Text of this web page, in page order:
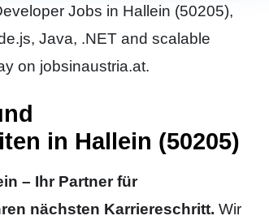
Jobs in Hallein (50205),
Java, .NET and scalable
on jobsinaustria.at.
in Hallein (50205)
– Ihr Partner für
nächsten Karriereschritt. Wir